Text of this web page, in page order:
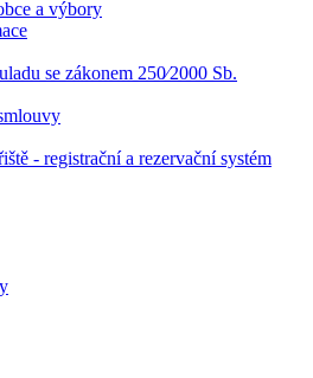
a výbory
se zákonem 250⁄2000 Sb.
- registrační a rezervační systém